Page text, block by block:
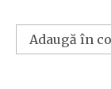
Adaugă în